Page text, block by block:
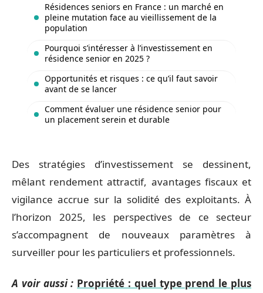
Résidences seniors en France : un marché en
pleine mutation face au vieillissement de la
population
Pourquoi s’intéresser à l’investissement en
résidence senior en 2025 ?
Opportunités et risques : ce qu’il faut savoir
avant de se lancer
Comment évaluer une résidence senior pour
un placement serein et durable
Des stratégies d’investissement se dessinent,
mêlant rendement attractif, avantages fiscaux et
vigilance accrue sur la solidité des exploitants. À
l’horizon 2025, les perspectives de ce secteur
s’accompagnent de nouveaux paramètres à
surveiller pour les particuliers et professionnels.
A voir aussi : Propriété : quel type prend le plus